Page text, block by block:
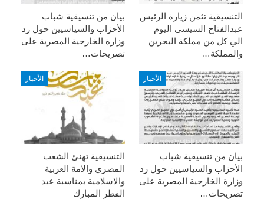
بيان من تنسيقية شباب
الأحزاب والسياسيين حول رد
وزارة الخارجية المصرية على
تصريحات…
التنسيقية تثمن زيارة الرئيس
عبدالفتاح السيسى اليوم
الي كل من مملكة البحرين
والمملكة…
الأخبار
التنسيقية تهنئ الشعب
المصري والامة العربية
والاسلامية بمناسبة عيد
الفطر المبارك
الأخبار
بيان من تنسيقية شباب
الأحزاب والسياسيين حول رد
وزارة الخارجية المصرية على
تصريحات…